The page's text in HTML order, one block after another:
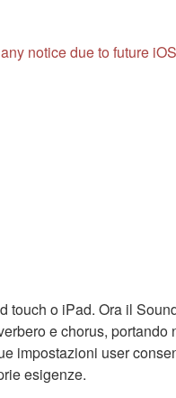
notice due to future
touch o iPad. Ora il
e chorus, portando
impostazioni user
esigenze.